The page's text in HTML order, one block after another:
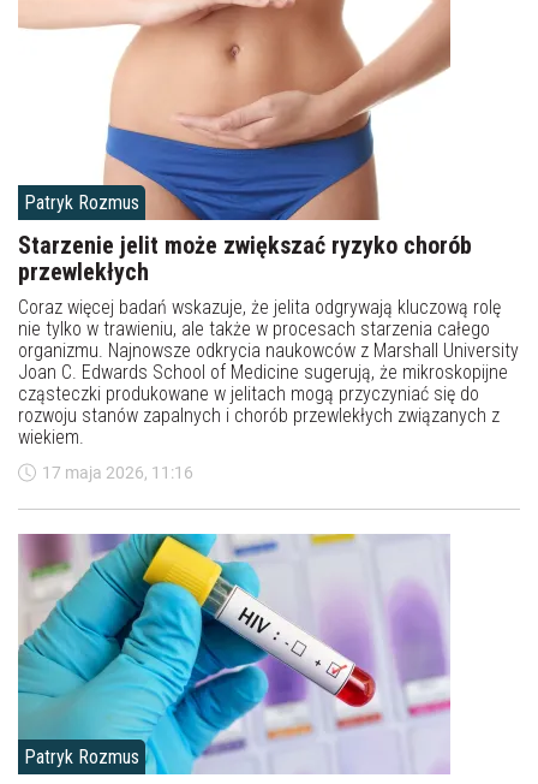
Patryk Rozmus
Starzenie jelit może zwiększać ryzyko chorób
przewlekłych
Coraz więcej badań wskazuje, że jelita odgrywają kluczową rolę
nie tylko w trawieniu, ale także w procesach starzenia całego
organizmu. Najnowsze odkrycia naukowców z Marshall University
Joan C. Edwards School of Medicine sugerują, że mikroskopijne
cząsteczki produkowane w jelitach mogą przyczyniać się do
rozwoju stanów zapalnych i chorób przewlekłych związanych z
wiekiem.
17 maja 2026, 11:16
Patryk Rozmus